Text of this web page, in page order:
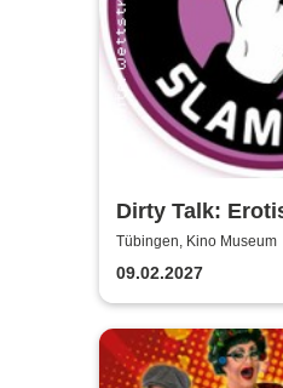
Dirty Talk:
Tübingen
Tübingen, Kino Museum
09.02.2027